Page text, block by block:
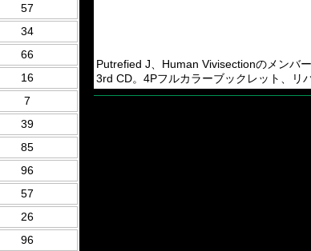
57
34
66
16
7
39
85
96
57
26
96
Putrefied J、Human Vivisectionのメンバ
3rd CD。4Pフルカラーブックレット、リ